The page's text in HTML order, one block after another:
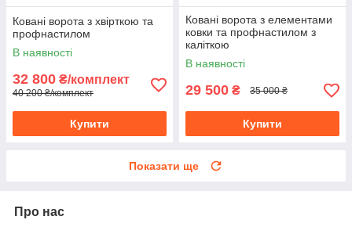
Ковані ворота з хвірткою та
профнастилом
В наявності
32 800 ₴/комплект
40 200 ₴/комплект
Купити
Ковані ворота з елементами
ковки та профнастилом з
каліткою
В наявності
29 500 ₴ 35 000 ₴
Купити
Показати ще
Про нас